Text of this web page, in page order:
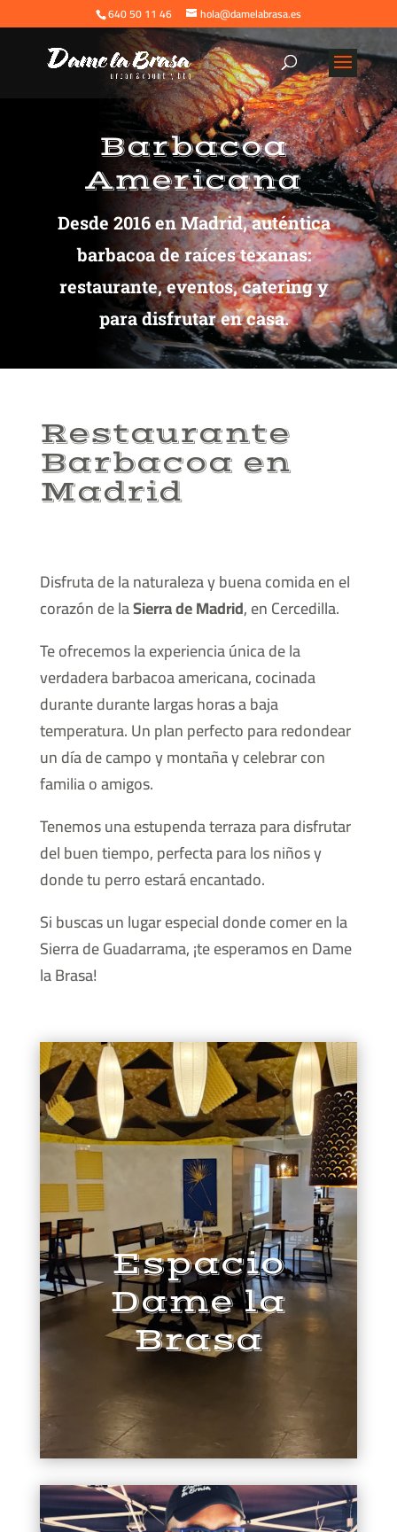
640 50 11 46 hola@damelabrasa.es
Barbacoa
Americana
Desde 2016 en Madrid, auténtica
barbacoa de raíces texanas:
restaurante, eventos, catering y
para disfrutar en casa.
Restaurante
Barbacoa en
Madrid
Disfruta de la naturaleza y buena comida en el
corazón de laSierra de Madrid, en Cercedilla.
Te ofrecemos la experiencia única de la
verdadera barbacoa americana, cocinada
durante durante largas horas a baja
temperatura. Un plan perfecto para redondear
un día de campo y montaña y celebrar con
familia o amigos.
Tenemos una estupenda terraza para disfrutar
del buen tiempo, perfecta para los niños y
donde tu perro estará encantado.
Si buscas un lugar especial donde comer en la
Sierra de Guadarrama, ¡te esperamos en Dame
la Brasa!
Espacio
Dame la
Brasa